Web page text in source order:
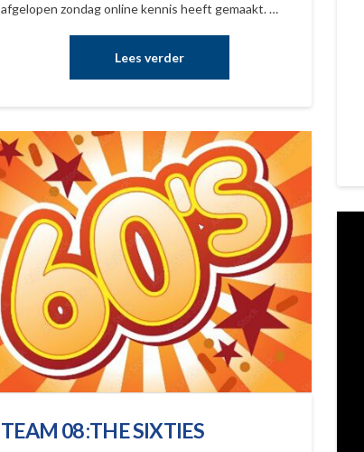
afgelopen zondag online kennis heeft gemaakt. …
TEAM 08 :THE SIXTIES